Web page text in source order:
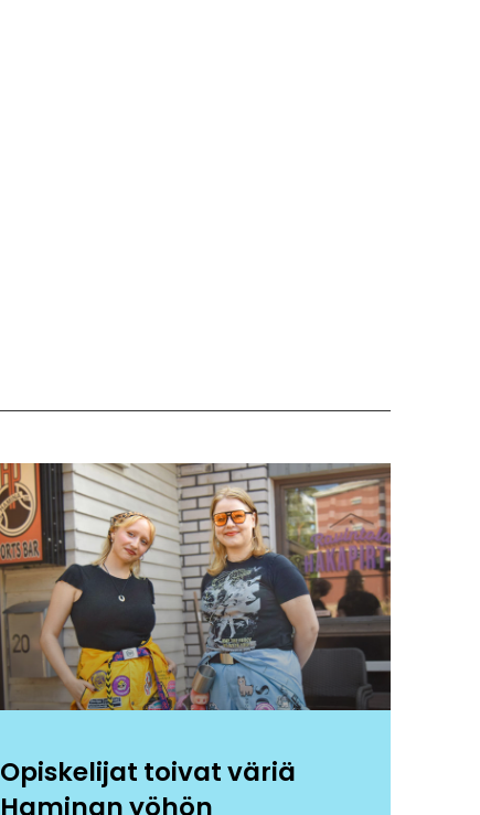
Opiskelijat toivat väriä
Haminan yöhön